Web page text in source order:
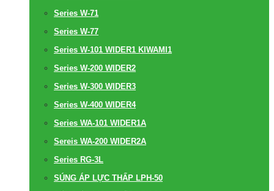
Series W-71
Series W-77
Series W-101 WIDER1 KIWAMI1
Series W-200 WIDER2
Series W-300 WIDER3
Series W-400 WIDER4
Series WA-101 WIDER1A
Sereis WA-200 WIDER2A
Series RG-3L
SÚNG ÁP LỰC THẤP LPH-50